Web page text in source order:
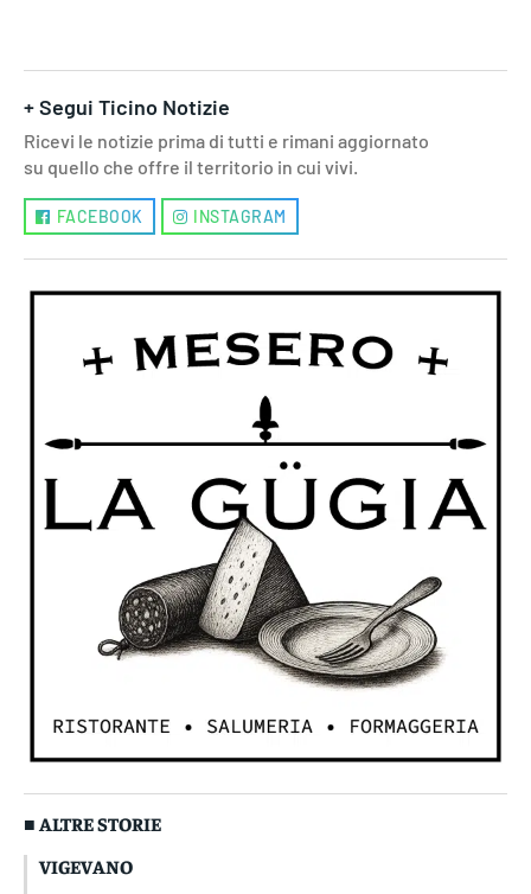
+ Segui Ticino Notizie
Ricevi le notizie prima di tutti e rimani aggiornato
su quello che offre il territorio in cui vivi.
FACEBOOK INSTAGRAM
■ ALTRE STORIE
VIGEVANO